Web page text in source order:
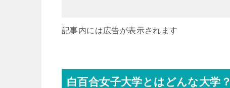
記事内には広告が表示されます
白百合女子大学とはどんな大学？